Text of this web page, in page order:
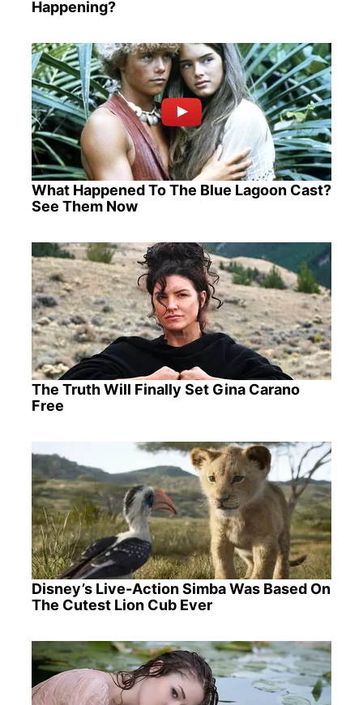
Happening?
What Happened To The Blue Lagoon Cast?
See Them Now
The Truth Will Finally Set Gina Carano
Free
Disney’s Live-Action Simba Was Based On
The Cutest Lion Cub Ever